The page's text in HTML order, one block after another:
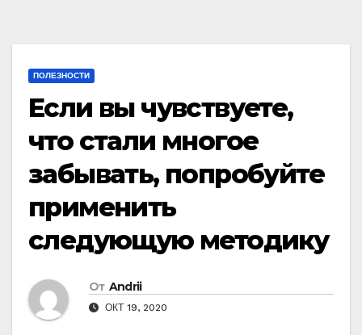
ПОЛЕЗНОСТИ
Если вы чувствуете,
что стали многое
забывать, попробуйте
применить
следующую методику
От Andrii
ОКТ 19, 2020